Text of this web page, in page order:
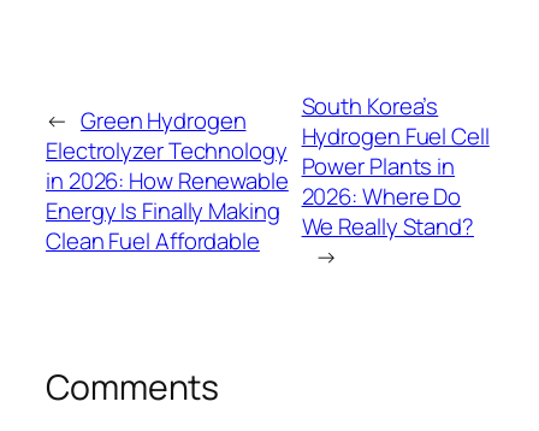
← Green Hydrogen
Electrolyzer Technology
in 2026: How Renewable
Energy Is Finally Making
Clean Fuel Affordable
South Korea’s
Hydrogen Fuel Cell
Power Plants in
2026: Where Do
We Really Stand?
→
Comments